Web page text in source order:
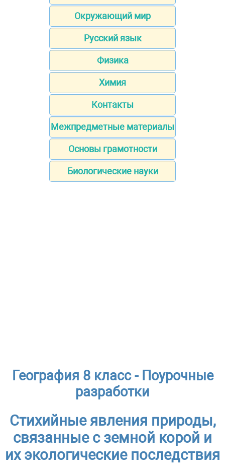
Окружающий мир
Русский язык
Физика
Химия
Контакты
Межпредметные материалы
Основы грамотности
Биологические науки
География 8 класс - Поурочные
разработки
Стихийные явления природы,
связанные с земной корой и
их экологические последствия